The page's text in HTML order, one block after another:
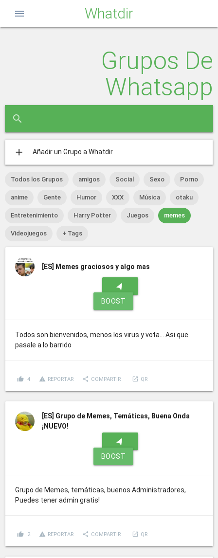
Whatdir
menu
Grupos De
Whatsapp
search
add Añadir un Grupo a Whatdir
Todos los Grupos amigos Social Sexo Porno
anime Gente Humor XXX Música otaku
Entretenimiento Harry Potter Juegos memes
Videojuegos + Tags
[ES] Memes graciosos y algo mas
navigation
BOOST
Todos son bienvenidos, menos los virus y vota... Asi que
pasale a lo barrido
thumb_up 4 report_problem REPORTAR share COMPARTIR launch QR
[ES] Grupo de Memes, Temáticas, Buena Onda
¡NUEVO!
navigation
BOOST
Grupo de Memes, temáticas, buenos Administradores,
Puedes tener admin gratis!
thumb_up 2 report_problem REPORTAR share COMPARTIR launch QR